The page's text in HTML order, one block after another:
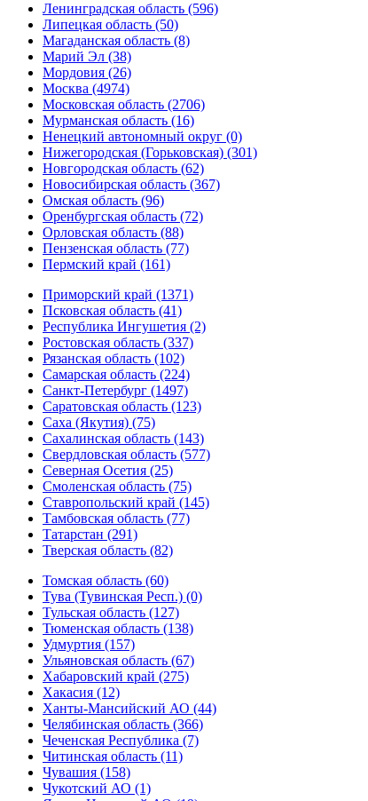
Ленинградская область (596)
Липецкая область (50)
Магаданская область (8)
Марий Эл (38)
Мордовия (26)
Москва (4974)
Московская область (2706)
Мурманская область (16)
Ненецкий автономный округ (0)
Нижегородская (Горьковская) (301)
Новгородская область (62)
Новосибирская область (367)
Омская область (96)
Оренбургская область (72)
Орловская область (88)
Пензенская область (77)
Пермский край (161)
Приморский край (1371)
Псковская область (41)
Республика Ингушетия (2)
Ростовская область (337)
Рязанская область (102)
Самарская область (224)
Санкт-Петербург (1497)
Саратовская область (123)
Саха (Якутия) (75)
Сахалинская область (143)
Свердловская область (577)
Северная Осетия (25)
Смоленская область (75)
Ставропольский край (145)
Тамбовская область (77)
Татарстан (291)
Тверская область (82)
Томская область (60)
Тува (Тувинская Респ.) (0)
Тульская область (127)
Тюменская область (138)
Удмуртия (157)
Ульяновская область (67)
Хабаровский край (275)
Хакасия (12)
Ханты-Мансийский АО (44)
Челябинская область (366)
Чеченская Республика (7)
Читинская область (11)
Чувашия (158)
Чукотский АО (1)